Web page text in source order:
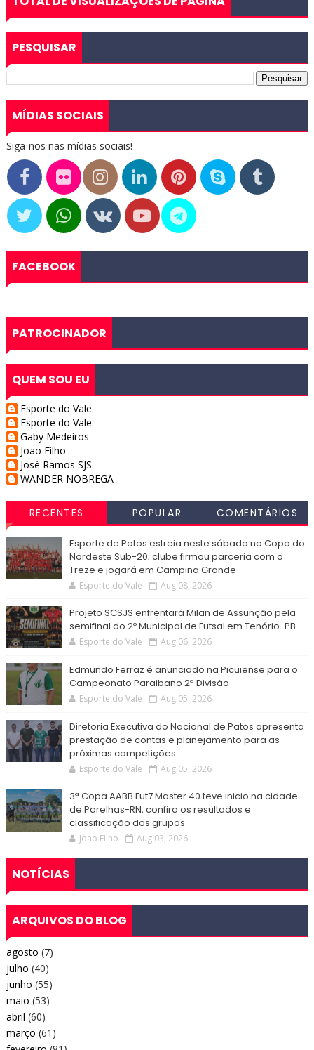
PESQUISAR
MÍDIAS SOCIAIS
Siga-nos nas mídias sociais!
FACEBOOK
PATROCINADOR
QUEM SOU EU
Esporte do Vale
Esporte do Vale
Gaby Medeiros
Joao Filho
José Ramos SJS
WANDER NOBREGA
RECENTES POPULAR COMENTÁRIOS
Esporte de Patos estreia neste sábado na Copa do
Nordeste Sub-20; clube firmou parceria com o
Treze e jogará em Campina Grande
Esporte do Vale Aug 08, 2026
Projeto SCSJS enfrentará Milan de Assunção pela
semifinal do 2º Municipal de Futsal em Tenório-PB
Esporte do Vale Aug 06, 2026
Edmundo Ferraz é anunciado na Picuiense para o
Campeonato Paraibano 2ª Divisão
Esporte do Vale Aug 05, 2026
Diretoria Executiva do Nacional de Patos apresenta
prestação de contas e planejamento para as
próximas competições
Esporte do Vale Aug 05, 2026
3ª Copa AABB Fut7 Master 40 teve inicio na cidade
de Parelhas-RN, confira os resultados e
classificação dos grupos
Joao Filho Aug 03, 2026
NOTÍCIAS
ARQUIVOS DO BLOG
agosto (7)
julho (40)
junho (55)
maio (53)
abril (60)
março (61)